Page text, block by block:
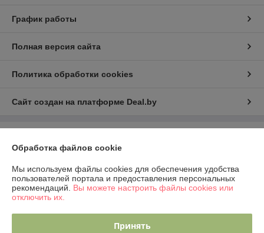
График работы
Полная версия сайта
Политика обработки cookies
Сайт создан на платформе Deal.by
224023 г.Брест, ул. Грюнвальдская, 4, кв.1.
Регистрационный номер ЕГР: 291924234
Регистрационный орган: Администрация Московского района г.Бреста
Обработка файлов cookie
Мы используем файлы cookies для обеспечения удобства
пользователей портала и предоставления персональных
рекомендаций. Вы можете настроить файлы cookies или
отключить их.
Принять